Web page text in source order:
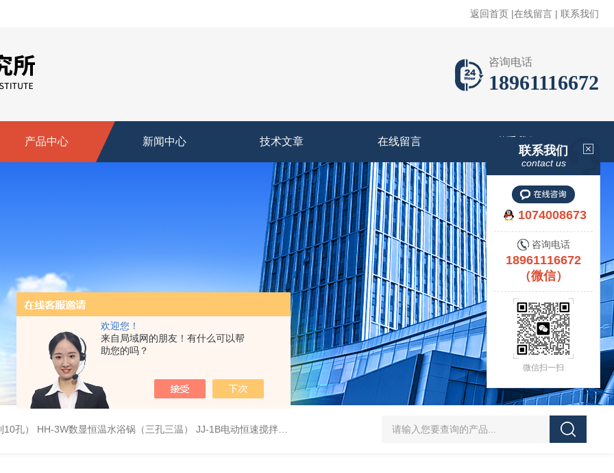
欢迎您！
来自局域网的朋友！有什么可以帮
助您的吗？
返回首页 |在线留言 | 联系我们
咨询电话
18961116672
产品中心 新闻中心 技术文章 在线留言 联系我们
孔） HH-3W数显恒温水浴锅（三孔三温） JJ-1B电动恒速搅拌器 SHZ-D（Ⅲ）循环水式多用真空泵厂家价格 XK97-A菌落计数器生产厂家
联系我们
contact us
1074008673
咨询电话
18961116672
（微信）
微信扫一扫